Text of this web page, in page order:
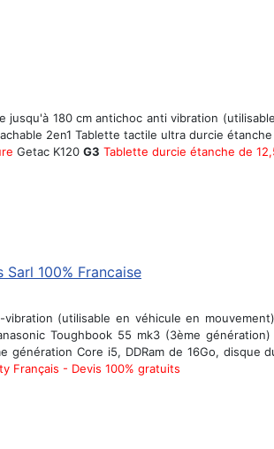
180 cm antichoc anti vibration
2en1 Tablette tactile ultra durcie
Getac K120 G3 Tablette durcie étanche de
(utilisable en véhicule en
Toughbook 55 mk3 (3ème
génération Core i5, DDRam de 16Go, disque
Français - Devis 100% gratuits